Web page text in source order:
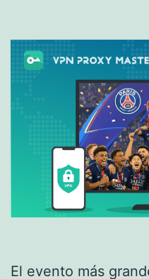
El evento más